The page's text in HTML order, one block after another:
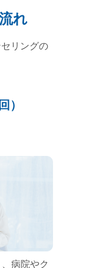
れ
リングの
）
病院やク